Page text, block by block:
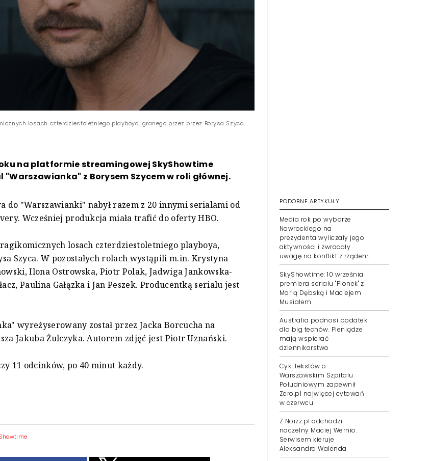
losach czterdziestoletniego playboya, granego przez przez Borysa Szyca
na platformie streamingowej SkyShowtime
z Borysem Szycem w roli głównej.
do "Warszawianki" nabył razem z 20 innymi serialami od
Wcześniej produkcja miała trafić do oferty HBO.
losach czterdziestoletniego playboya,
Szyca. W pozostałych rolach wystąpili m.in. Krystyna
Ilona Ostrowska, Piotr Polak, Jadwiga Jankowska-
Paulina Gałązka i Jan Peszek. Producentką serialu jest
wyreżyserowany został przez Jacka Borcucha na
Jakuba Żulczyka. Autorem zdjęć jest Piotr Uznański.
11 odcinków, po 40 minut każdy.
PODOBNE ARTYKUŁY
Media rok po wyborze
Nawrockiego na
prezydenta wyliczały jego
aktywności i zwracały
uwagę na konflikt z rządem
SkyShowtime: 10 września
premiera serialu "Pionek" z
Marią Dębską i Maciejem
Musiałem
Australia podnosi podatek
dla big techów. Pieniądze
mają wspierać
dziennikarstwo
Cykl tekstów o
Warszawskim Szpitalu
Południowym zapewnił
Zero.pl najwięcej cytowań
w czerwcu
Z Noizz.pl odchodzi
naczelny Maciej Wernio.
Serwisem kieruje
Aleksandra Walenda